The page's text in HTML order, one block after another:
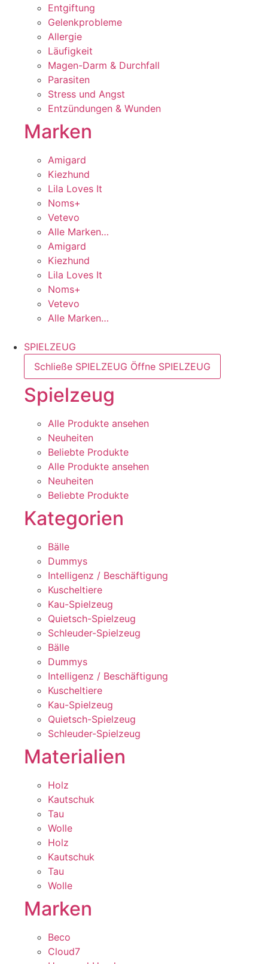
Entgiftung
Gelenkprobleme
Allergie
Läufigkeit
Magen-Darm & Durchfall
Parasiten
Stress und Angst
Entzündungen & Wunden
Marken
Amigard
Kiezhund
Lila Loves It
Noms+
Vetevo
Alle Marken…
Amigard
Kiezhund
Lila Loves It
Noms+
Vetevo
Alle Marken…
SPIELZEUG
Schließe SPIELZEUG Öffne SPIELZEUG
Spielzeug
Alle Produkte ansehen
Neuheiten
Beliebte Produkte
Alle Produkte ansehen
Neuheiten
Beliebte Produkte
Kategorien
Bälle
Dummys
Intelligenz / Beschäftigung
Kuscheltiere
Kau-Spielzeug
Quietsch-Spielzeug
Schleuder-Spielzeug
Bälle
Dummys
Intelligenz / Beschäftigung
Kuscheltiere
Kau-Spielzeug
Quietsch-Spielzeug
Schleuder-Spielzeug
Materialien
Holz
Kautschuk
Tau
Wolle
Holz
Kautschuk
Tau
Wolle
Marken
Beco
Cloud7